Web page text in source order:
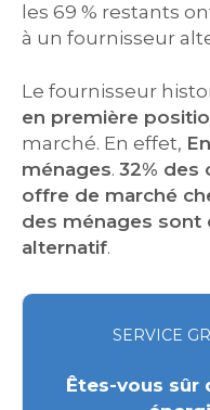
les 69 % restants
à un fournisseur
Le fournisseur
en première
marché. En effet,
ménages. 32% des
offre de marché
des ménages sont
alternatif.
SERVICE
Êtes-vous sûr